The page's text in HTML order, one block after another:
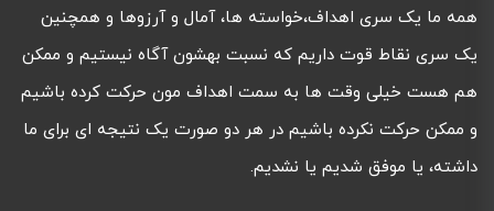
همه ما یک سری اهداف،خواسته ها، آمال و آرزوها و همچنین
یک سری نقاط قوت داریم که نسبت بهشون آگاه نیستیم و ممکن
هم هست خیلی وقت ها به سمت اهداف مون حرکت کرده باشیم
و ممکن حرکت نکرده باشیم در هر دو صورت یک نتیجه ای برای ما
داشته، یا موفق شدیم یا نشدیم.